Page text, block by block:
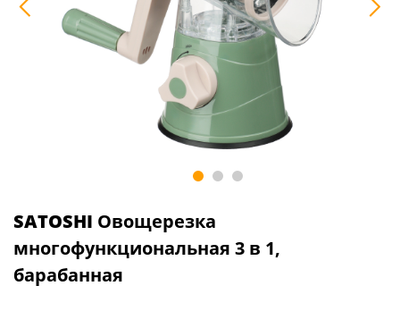
SATOSHI Овощерезка
многофункциональная 3 в 1,
барабанная